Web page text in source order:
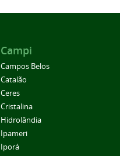
Campi
Campos Belos
Catalão
Ceres
Cristalina
Hidrolândia
Ipameri
Iporá